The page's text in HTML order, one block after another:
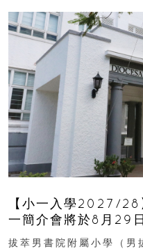
【小一入學2027/28
一簡介會將於8月29
｜更設有網上重溫
拔萃男書院附屬小學（男